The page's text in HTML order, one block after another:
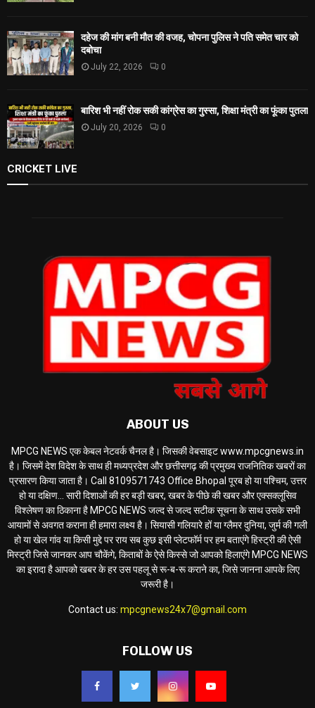
दहेज की मांग बनी मौत की वजह, चोपना पुलिस ने पति समेत चार को
दबोचा
July 22, 2026 0
बारिश भी नहीं रोक सकी कांग्रेस का गुस्सा, शिक्षा मंत्री का फूंका पुतला
July 20, 2026 0
CRICKET LIVE
ABOUT US
MPCG NEWS एक केबल नेटवर्क चैनल है। जिसकी वेबसाइट www.mpcgnews.in
है। जिसमें देश विदेश के साथ ही मध्यप्रदेश और छत्तीसगढ़ की प्रमुख्य राजनितिक खबरों का
प्रसारण किया जाता है। Call 8109571743 Office Bhopal पूरब हो या पश्चिम, उत्तर
हो या दक्षिण... सारी दिशाओं की हर बड़ी खबर, खबर के पीछे की खबर और एक्सक्लूसिव
विश्लेषण का ठिकाना है MPCG NEWS जल्द से जल्द सटीक सूचना के साथ उसके सभी
आयामों से अवगत कराना ही हमारा लक्ष्य है। सियासी गलियारे हों या ग्लैमर दुनिया, जुर्म की गली
हो या खेल गांव या किसी मुद्दे पर राय सब कुछ इसी प्लेटफॉर्म पर हम बताएंगे हिस्ट्री की ऐसी
मिस्ट्री जिसे जानकर आप चौकेंगे, किताबों के ऐसे किस्से जो आपको हिलाएंगे MPCG NEWS
का इरादा है आपको खबर के हर उस पहलू से रू-ब-रू कराने का, जिसे जानना आपके लिए
जरूरी है।
Contact us: mpcgnews24x7@gmail.com
FOLLOW US